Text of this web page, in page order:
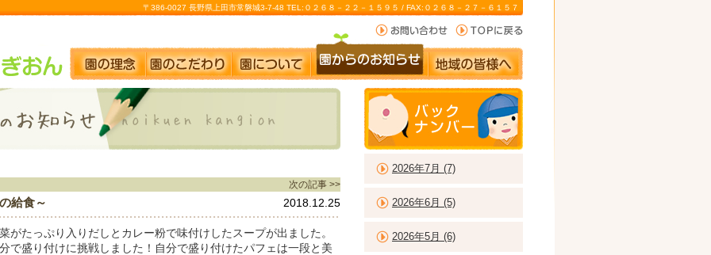
〒386-0027 長野県上田市常磐城3-7-48 TEL:０２６８－２２－１５９５ / FAX:０２６８－２７－６１５７
次の記事 >>
給食～ 2018.12.25
がたっぷり入りだしとカレー粉で味付けしたスープが出ました。
で盛り付けに挑戦しました！自分で盛り付けたパフェは一段と美
2026年7月 (7)
2026年6月 (5)
2026年5月 (6)